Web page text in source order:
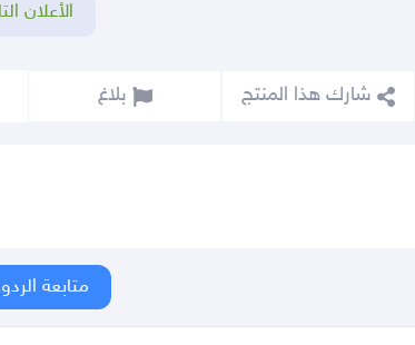
الأعلان
شارك هذا المنتج بلاغ
متابعة